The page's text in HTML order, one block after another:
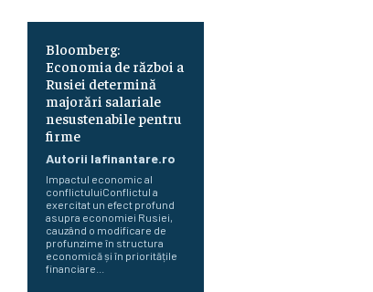
Bloomberg:
Economia de război a
Rusiei determină
majorări salariale
nesustenabile pentru
firme
Autorii Iafinantare.ro
Impactul economic al
conflictuluiConflictul a
exercitat un efect profund
asupra economiei Rusiei,
cauzând o modificare de
profunzime în structura
economică și în prioritățile
financiare...